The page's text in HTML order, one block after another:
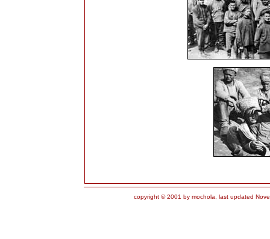
copyright © 2001 by mochola, last updated